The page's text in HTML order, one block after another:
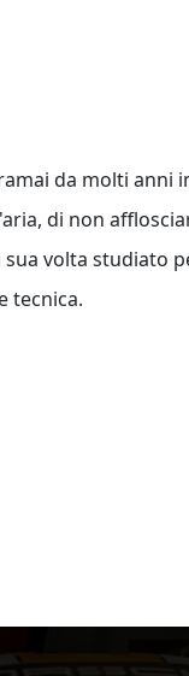
da molti
di non
sua volta studiato
tecnica.